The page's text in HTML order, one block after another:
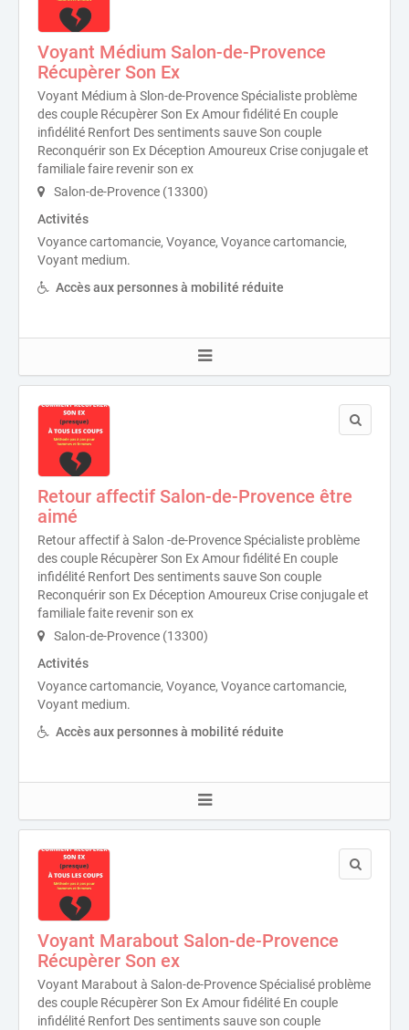
Voyant Médium Salon-de-Provence
Récupèrer Son Ex
Voyant Médium à Slon-de-Provence Spécialiste problème
des couple Récupèrer Son Ex Amour fidélité En couple
infidélité Renfort Des sentiments sauve Son couple
Reconquérir son Ex Déception Amoureux Crise conjugale et
familiale faire revenir son ex
Salon-de-Provence (13300)
Activités
Voyance cartomancie, Voyance, Voyance cartomancie,
Voyant medium.
Accès aux personnes à mobilité réduite
Retour affectif Salon-de-Provence être
aimé
Retour affectif à Salon -de-Provence Spécialiste problème
des couple Récupèrer Son Ex Amour fidélité En couple
infidélité Renfort Des sentiments sauve Son couple
Reconquérir son Ex Déception Amoureux Crise conjugale et
familiale faite revenir son ex
Salon-de-Provence (13300)
Activités
Voyance cartomancie, Voyance, Voyance cartomancie,
Voyant medium.
Accès aux personnes à mobilité réduite
Voyant Marabout Salon-de-Provence
Récupèrer Son ex
Voyant Marabout à Salon-de-Provence Spécialisé problème
des couple Récupèrer Son Ex Amour fidélité En couple
infidélité Renfort Des sentiments sauve son couple